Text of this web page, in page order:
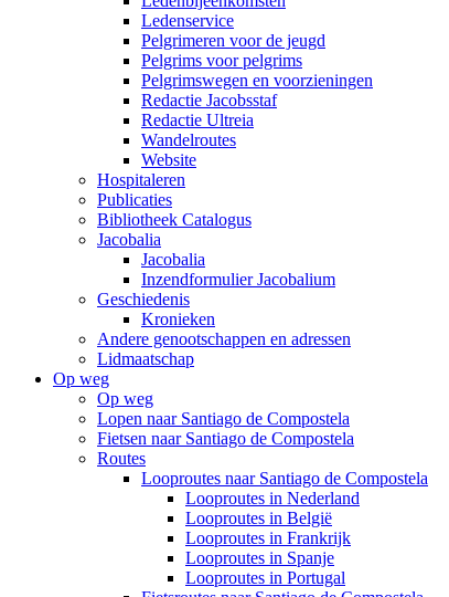
Ledenservice
Pelgrimeren voor de jeugd
Pelgrims voor pelgrims
Pelgrimswegen en voorzieningen
Redactie Jacobsstaf
Redactie Ultreia
Wandelroutes
Website
Hospitaleren
Publicaties
Bibliotheek Catalogus
Jacobalia
Jacobalia
Inzendformulier Jacobalium
Geschiedenis
Kronieken
Andere genootschappen en adressen
Lidmaatschap
Op weg
Op weg
Lopen naar Santiago de Compostela
Fietsen naar Santiago de Compostela
Routes
Looproutes naar Santiago de Compostela
Looproutes in Nederland
Looproutes in België
Looproutes in Frankrijk
Looproutes in Spanje
Looproutes in Portugal